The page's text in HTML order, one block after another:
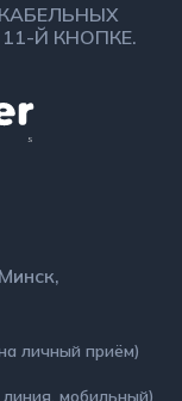
Й КНОПКЕ.
личный приём)
линия, мобильный)